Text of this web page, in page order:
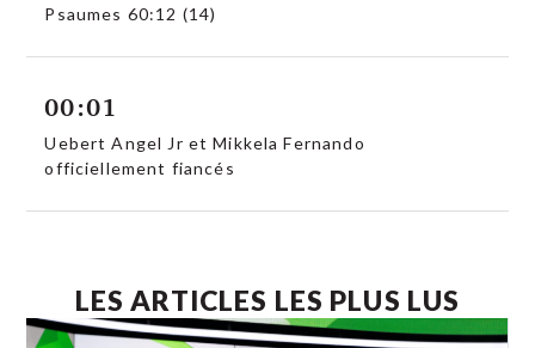
Psaumes 60:12 (14)
00:01
Uebert Angel Jr et Mikkela Fernando
officiellement fiancés
LES ARTICLES LES PLUS LUS